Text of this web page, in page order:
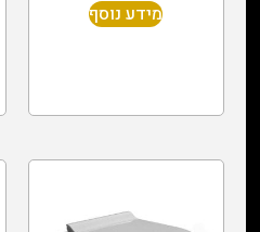
מידע נוסף